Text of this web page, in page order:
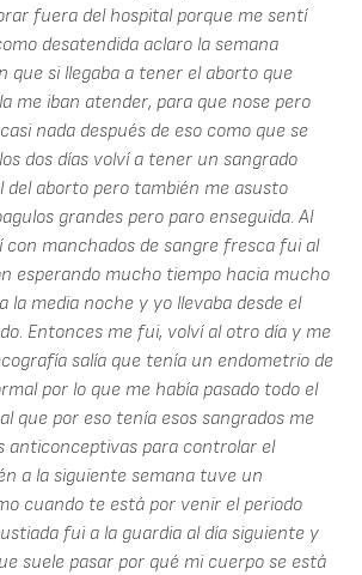
fuera del hospital porque me sentí
desatendida aclaro la semana
que si llegaba a tener el aborto que
me iban atender, para que nose pero
nada después de eso como que se
dos días volví a tener un sangrado
del aborto pero también me asusto
grandes pero paro enseguida. Al
con manchados de sangre fresca fui al
esperando mucho tiempo hacia mucho
la media noche y yo llevaba desde el
Entonces me fui, volví al otro día y me
salía que tenía un endometrio de
por lo que me había pasado todo el
que por eso tenía esos sangrados me
anticonceptivas para controlar el
a la siguiente semana tuve un
cuando te está por venir el periodo
fui a la guardia al día siguiente y
suele pasar por qué mi cuerpo se está